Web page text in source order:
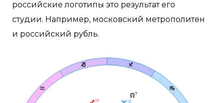
российские логотипы это результат его
студии. Например, московский метрополитен
и российский рубль.